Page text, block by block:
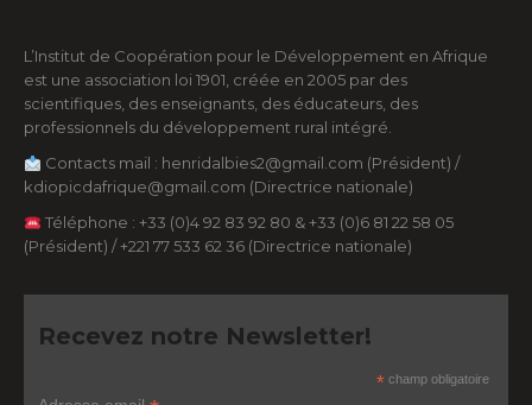
L’Institut de Coopération pour le Développement en Afrique
est une association loi 1901, créée en 2005 par des
scientifiques, des enseignants, des éducateurs, des
professionnels du développement rural intégré.
Contacts mail : henridalbies2@gmail.com (Président) /
kdiopicdafrique@gmail.com (Directrice nationale)
Téléphone : +33 (0)4 92 83 92 80 & +33 (0)6 81 22 58 05
(Président) / +221 77 533 62 36 (Directrice nationale)
Recevez notre Newsletter!
* champ obligatoire